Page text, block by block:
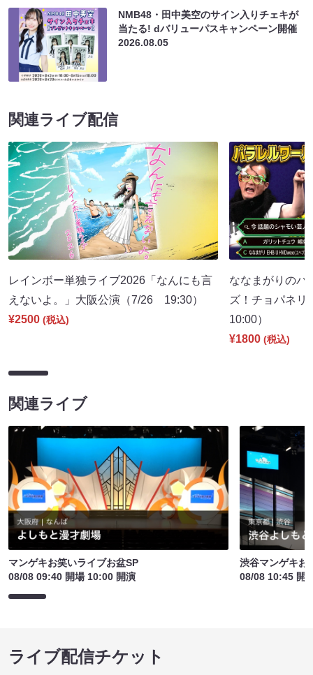
NMB48・田中美空のサイン入りチェキが
当たる! dバリューパスキャンペーン開催
2026.08.05
関連ライブ配信
レインボー単独ライブ2026「なんにも言
えないよ。」大阪公演（7/26 19:30）
¥2500 (税込)
ななまがりのパ
ズ！チョパネ
10:00）
¥1800 (税込)
関連ライブ
マンゲキお笑いライブお盆SP
08/08 09:40 開場 10:00 開演
渋谷マンゲキ
08/08 10:45 開
ライブ配信チケット